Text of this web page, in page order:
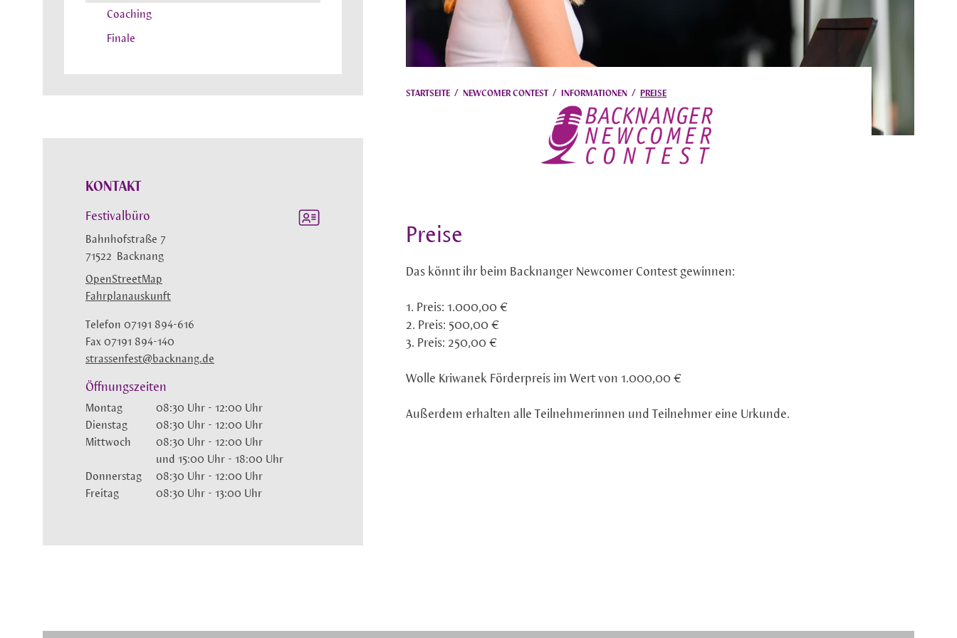
Coaching
Finale
KONTAKT
Festivalbüro
Bahnhofstraße 7
71522
Backnang
OpenStreetMap
Fahrplanauskunft
strassenfest@backnang.de
Telefon 07191 894-616
Fax 07191 894-140
Öffnungszeiten
Montag 08:30 Uhr - 12:00 Uhr
Dienstag
08:30 Uhr - 12:00 Uhr
Mittwoch
08:30 Uhr - 12:00 Uhr
und 15:00 Uhr - 18:00 Uhr
Donnerstag
08:30 Uhr - 12:00 Uhr
Freitag
08:30 Uhr - 13:00 Uhr
STARTSEITE/ NEWCOMER CONTEST / INFORMATIONEN / PREISE
Preise
Das könnt ihr beim Backnanger Newcomer Contest gewinnen:
1. Preis: 1.000,00 €
2. Preis: 500,00 €
3. Preis: 250,00 €
Wolle Kriwanek Förderpreis im Wert von 1.000,00 €
Außerdem erhalten alle Teilnehmerinnen und Teilnehmer eine Urkunde.